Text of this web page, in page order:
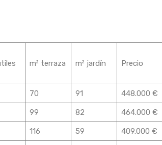
m² terraza m² jardín Precio
70 91 448.000 €
99 82 464.000 €
116 59 409.000 €